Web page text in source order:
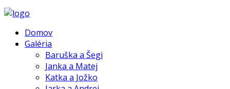
Domov
Galéria
Baruška a Šegi
Janka a Matej
Katka a Jožko